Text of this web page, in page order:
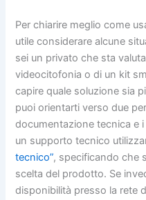
Per chiarire meglio come
utile considerare alcune
sei un privato che sta
videocitofonia o di un kit
capire quale soluzione sia
puoi orientarti verso due
documentazione tecnica e
un supporto tecnico
tecnico”, specificando che
scelta del prodotto. Se
disponibilità presso la rete